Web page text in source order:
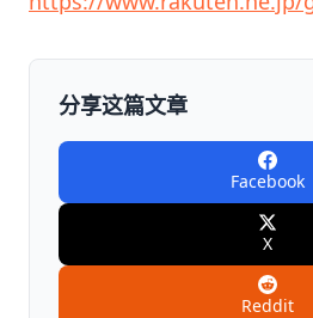
分享这篇文章
Facebook
X
Reddit